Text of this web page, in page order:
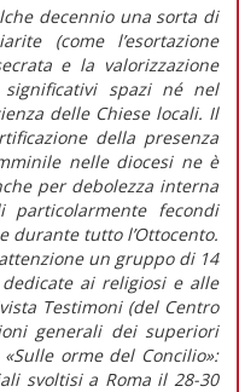
decennio una sorta di
(come l’esortazione
e la valorizzazione
spazi né nel
delle Chiese locali. Il
della presenza
nelle diocesi ne è
per debolezza interna
fecondi
durante tutto l’Ottocento.
un gruppo di 14
ai religiosi e alle
Testimoni (del Centro
generali dei superiori
orme del Concilio»:
svoltisi a Roma il 28-30